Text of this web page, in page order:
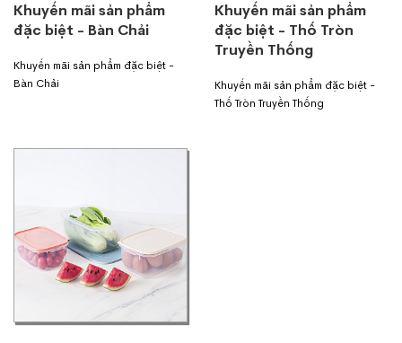
Khuyến mãi sản phẩm
đặc biệt - Bàn Chải
Khuyến mãi sản phẩm đặc biệt -
Bàn Chải
Khuyến mãi sản phẩm
đặc biệt - Thố Tròn
Truyền Thống
Khuyến mãi sản phẩm đặc biệt -
Thố Tròn Truyền Thống